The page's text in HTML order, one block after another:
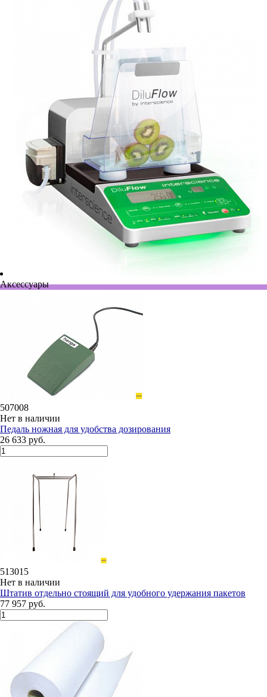
Аксессуары
507008
Нет в наличии
Педаль ножная для удобства дозирования
26 633 руб.
513015
Нет в наличии
Штатив отдельно стоящий для удобного удержания пакетов
77 957 руб.